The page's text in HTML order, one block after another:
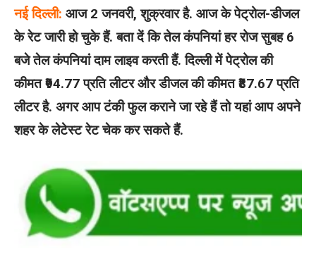
नई दिल्ली: आज 2 जनवरी, शुक्रवार है. आज के पेट्रोल-डीजल
के रेट जारी हो चुके हैं. बता दें कि तेल कंपनियां हर रोज सुबह 6
बजे तेल कंपनियां दाम लाइव करती हैं. दिल्ली में पेट्रोल की
कीमत ₹94.77 प्रति लीटर और डीजल की कीमत ₹87.67 प्रति
लीटर है. अगर आप टंकी फुल कराने जा रहे हैं तो यहां आप अपने
शहर के लेटेस्ट रेट चेक कर सकते हैं.